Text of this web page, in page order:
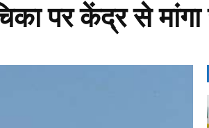
पर केंद्र से